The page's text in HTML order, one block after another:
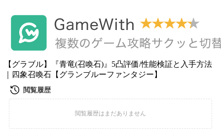
【グラブル】『青竜(召喚石)』5凸評価/性能検証と入手方法
｜四象召喚石【グランブルーファンタジー】